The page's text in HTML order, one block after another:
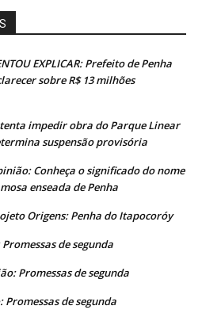
EXPLICAR: Prefeito de Penha
sobre R$ 13 milhões
tenta impedir obra do Parque Linear
suspensão provisória
Conheça o significado do nome
enseada de Penha
Origens: Penha do Itapocoróy
de segunda
Promessas de segunda
Promessas de segunda